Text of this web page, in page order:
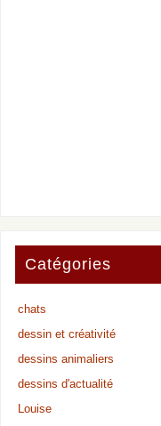
Catégories
chats
dessin et créativité
dessins animaliers
dessins d'actualité
Louise